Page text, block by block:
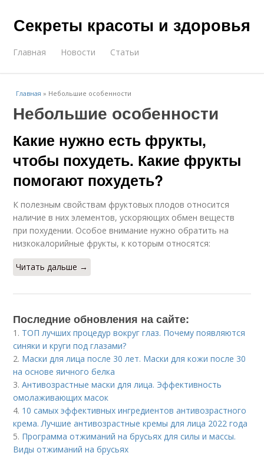
Секреты красоты и здоровья
Главная Новости Статьи
Главная » Небольшие особенности
Небольшие особенности
Какие нужно есть фрукты,
чтобы похудеть. Какие фрукты
помогают похудеть?
К полезным свойствам фруктовых плодов относится
наличие в них элементов, ускоряющих обмен веществ
при похудении. Особое внимание нужно обратить на
низкокалорийные фрукты, к которым относятся:
Читать дальше →
Последние обновления на сайте:
1. ТОП лучших процедур вокруг глаз. Почему появляются
синяки и круги под глазами?
2. Маски для лица после 30 лет. Маски для кожи после 30
на основе яичного белка
3.Антивозрастные маски для лица. Эффективность
омолаживающих масок
4. 10 самых эффективных ингредиентов антивозрастного
крема. Лучшие антивозрастные кремы для лица 2022 года
5. Программа отжиманий на брусьях для силы и массы.
Виды отжиманий на брусьях